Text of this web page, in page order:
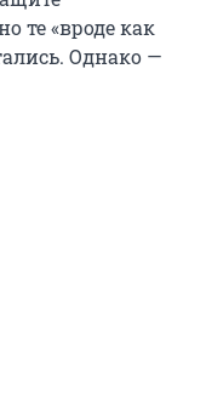
те «вроде как
Однако —